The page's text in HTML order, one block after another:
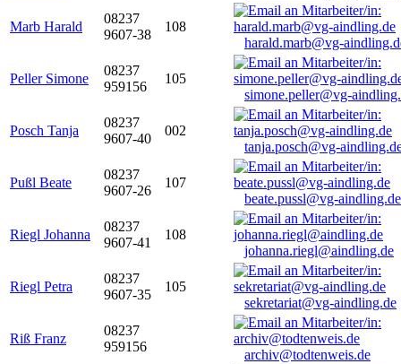
Marb Harald
08237
9607-38
108
harald.marb@vg-
Peller Simone
08237
959156
105
simone.peller@vg-
Posch Tanja
08237
9607-40
002
tanja.posch@vg-
Pußl Beate
08237
9607-26
107
beate.pussl@vg-aindling.de
Riegl Johanna
08237
9607-41
108
johanna.riegl@aindling.de
Riegl Petra
08237
9607-35
105
sekretariat@vg-aindling.de
Riß Franz
08237
959156
archiv@todtenweis.de